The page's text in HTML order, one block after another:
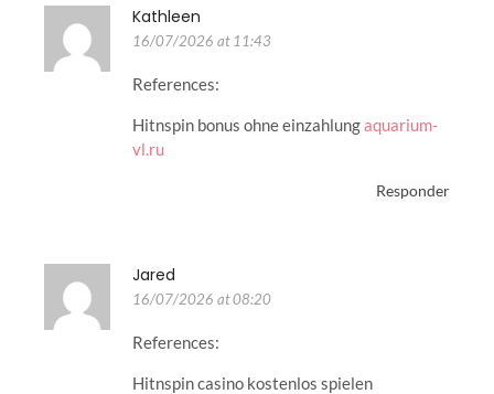
Kathleen
16/07/2026 at 11:43
References:
Hitnspin bonus ohne einzahlungaquarium-
vl.ru
Responder
Jared
16/07/2026 at 08:20
References:
Hitnspin casino kostenlos spielen